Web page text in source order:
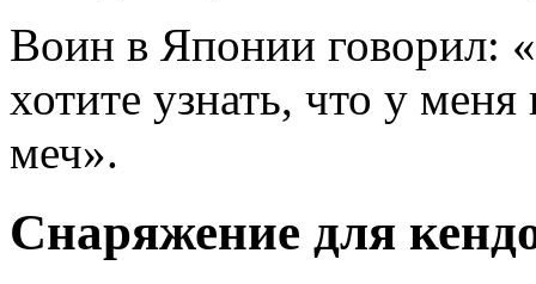
Воин в Японии говорил:
хотите узнать, что у
меч».
Снаряжение для